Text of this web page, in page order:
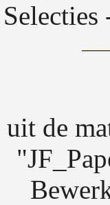
Selecties
uit de